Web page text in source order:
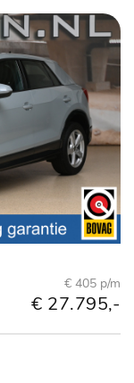
€ 405 p/m
€ 27.795,-